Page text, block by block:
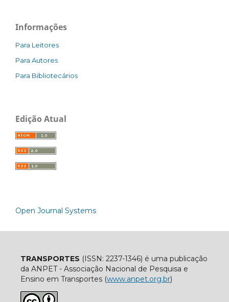
Informações
Para Leitores
Para Autores
Para Bibliotecários
Edição Atual
Open Journal Systems
TRANSPORTES (ISSN: 2237-1346) é uma publicação
da ANPET - Associação Nacional de Pesquisa e
Ensino em Transportes (www.anpet.org.br)